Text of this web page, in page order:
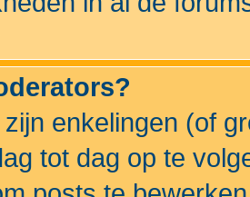
enkelingen (of
tot dag op te